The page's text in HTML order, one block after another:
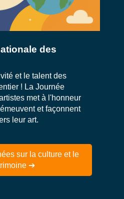
des
et le talent des
! La Journée
met à l'honneur
et façonnent
leur art.
sur la culture et le
➔